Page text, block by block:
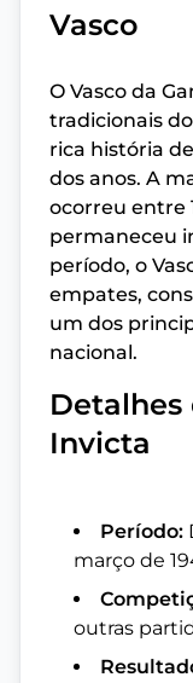
Vasco
O Vasco da
tradicionais
rica história
dos anos. A
ocorreu entre
permaneceu
período, o
empates,
um dos
nacional.
Detalhes
Invicta
Período:
março de
outras